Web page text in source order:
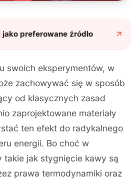
jako preferowane źródło
swoich eksperymentów, w
zachowywać się w sposób
od klasycznych zasad
zaprojektowane materiały
ten efekt do radykalnego
energii. Bo choć w
takie jak stygnięcie kawy są
prawa termodynamiki oraz